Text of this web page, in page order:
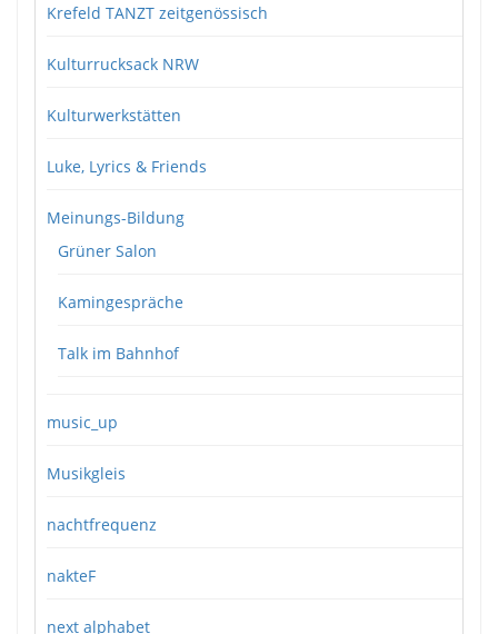
Krefeld TANZT zeitgenössisch
Kulturrucksack NRW
Kulturwerkstätten
Luke, Lyrics & Friends
Meinungs-Bildung
Grüner Salon
Kamingespräche
Talk im Bahnhof
music_up
Musikgleis
nachtfrequenz
nakteF
next alphabet